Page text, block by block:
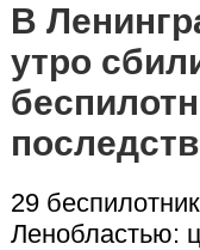
В
утро
29
Ленобластью: